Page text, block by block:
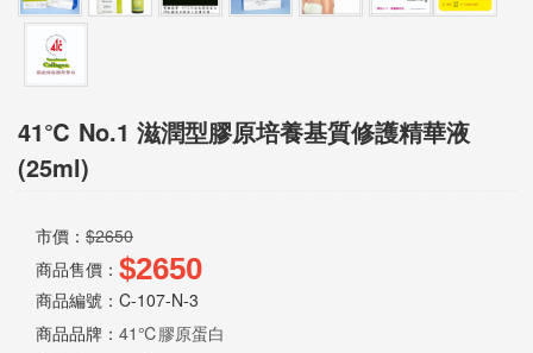
物
說
明
41℃ No.1 滋潤型膠原培養基質修護精華液
(25ml)
市價： $2650
商品售價： $2650
商品編號：C-107-N-3
商品品牌： 41℃膠原蛋白